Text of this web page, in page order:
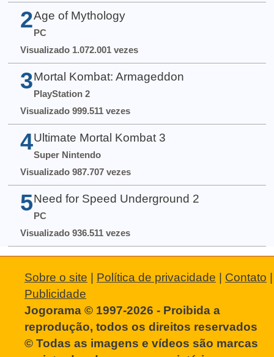
2 Age of Mythology
PC
Visualizado 1.072.001 vezes
3 Mortal Kombat: Armageddon
PlayStation 2
Visualizado 999.511 vezes
4 Ultimate Mortal Kombat 3
Super Nintendo
Visualizado 987.707 vezes
5 Need for Speed Underground 2
PC
Visualizado 936.511 vezes
Sobre o site | Política de privacidade | Contato |
Publicidade
Jogorama © 1997-2026 - Proibida a
reprodução, todos os direitos reservados
© Todas as imagens e vídeos são marcas